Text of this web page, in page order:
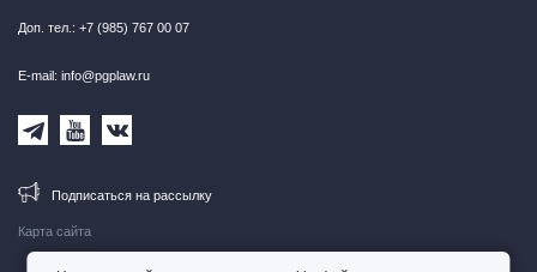
Карта сайта
Доп. тел.: +7 (985) 767 00 07
E-mail: info@pgplaw.ru
Подписаться на рассылку